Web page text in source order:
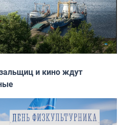
и кино ждут